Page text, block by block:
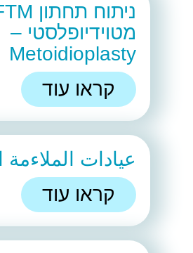
מטוידיופלסטי –
Metoidioplasty
קראו עוד
عيادات الملاءمة
קראו עוד